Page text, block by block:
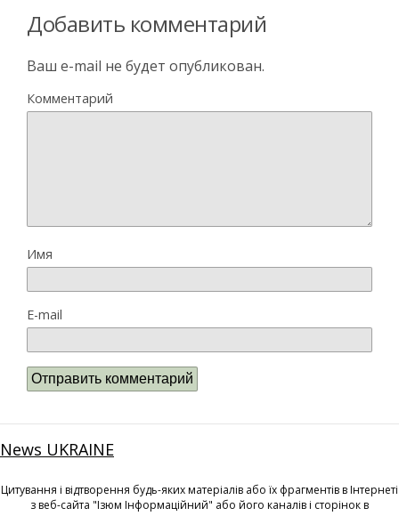
Добавить комментарий
Ваш e-mail не будет опубликован.
Комментарий
Имя
E-mail
News UKRAINE
Цитування і відтворення будь-яких матеріалів або їх фрагментів в Інтернеті
з веб-сайта "Ізюм Інформаційний" або його каналів і сторінок в